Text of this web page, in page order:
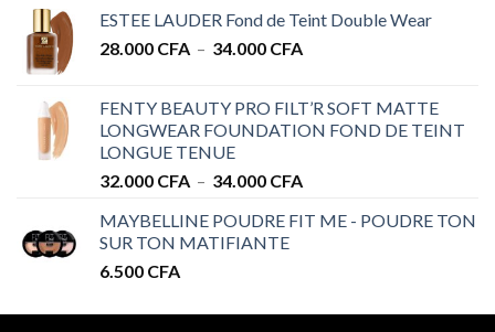
prix :
28.000 CFA
ESTEE LAUDER Fond de Teint Double Wear
28.000 CFA – 34.000 CFAPlage
28.000 CFA
à
FENTY BEAUTY PRO FILT’R SOFT MATTE
LONGWEAR FOUNDATION FOND DE TEINT
LONGUE TENUE
32.000 CFA – 34.000 CFAPlage
prix :
MAYBELLINE POUDRE FIT ME - POUDRE TON
SUR TON MATIFIANTE
6.500 CFA